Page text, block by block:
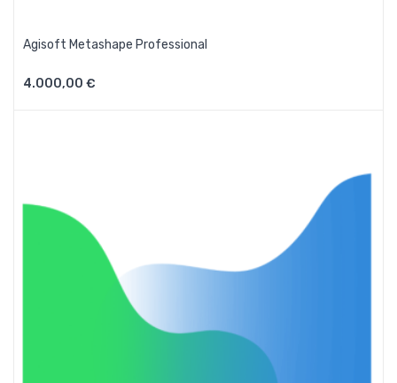
Agisoft Metashape Professional
4.000,00 €
Aggiungi Al Carrello